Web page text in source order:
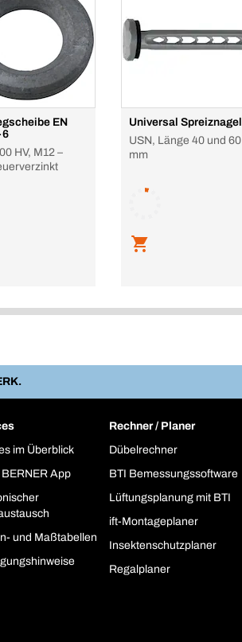
EN
6
HV, M12 –
Universal Spreiznagel
USN, Länge 40 und 60
mm
im Überblick
BERNER App
und Maßtabellen
Rechner / Planer
Dübelrechner
BTI Bemessungssoftware
Lüftungsplanung mit BTI
ift-Montageplaner
Insektenschutzplaner
Regalplaner